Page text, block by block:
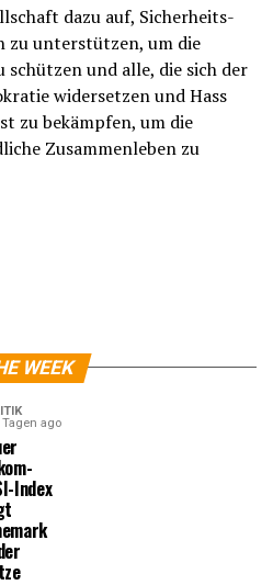
dazu auf, Sicherheits-
unterstützen, um die
und alle, die sich der
widersetzen und Hass
zu bekämpfen, um die
Zusammenleben zu
WEEK
Tagen ago
Index